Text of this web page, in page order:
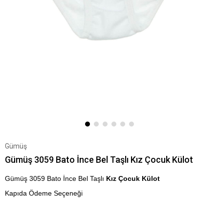
Gümüş
Gümüş 3059 Bato İnce Bel Taşlı Kız Çocuk Külot
Gümüş 3059 Bato İnce Bel Taşlı Kız Çocuk Külot
Kapıda Ödeme Seçeneği